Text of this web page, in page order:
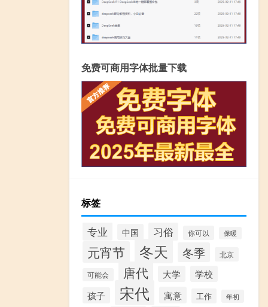
免费可商用字体批量下载
标签
专业 中国 习俗 你可以 保暖
元宵节 冬天 冬季 北京
可能会 唐代 大学
学校
孩子
宋代 寓意 工作 年初